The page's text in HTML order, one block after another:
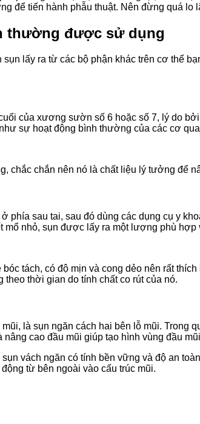
để tiến hành phẫu thuật. Nên đừng quá lo
thường được sử dụng
lấy ra từ các bộ phận khác trên cơ thể
của xương sườn số 6 hoặc số 7, lý do
sự hoạt động bình thường của các cơ
chắc chắn nên nó là chất liệu lý tưởng để
phía sau tai, sau đó dùng các dụng cụ y
mổ nhỏ, sụn được lấy ra một lượng phù hợp
tách, có độ mịn và cong dẻo nên rất
theo thời gian do tính chất co rút của nó.
là sụn ngăn cách hai bên lỗ mũi. Trong
cao đầu mũi giúp tạo hình vùng đầu
vách ngăn có tính bền vững và độ an
từ bên ngoài vào cấu trúc mũi.